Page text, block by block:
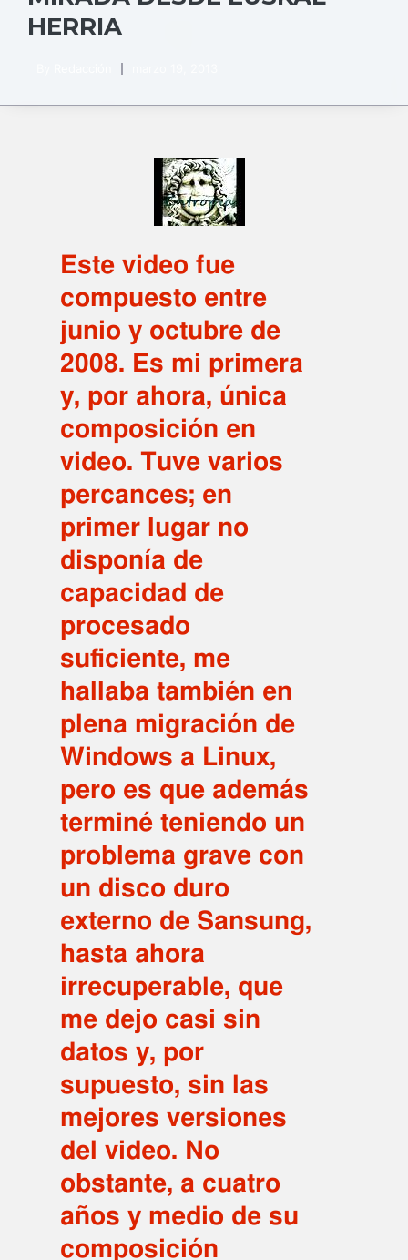
HERRIA
Este video fue
compuesto entre
junio y octubre de
2008. Es mi primera
y, por ahora, única
composición en
video. Tuve varios
percances; en
primer lugar no
disponía de
capacidad de
procesado
suficiente, me
hallaba también en
plena migración de
Windows a Linux,
pero es que además
terminé teniendo un
problema grave con
un disco duro
externo de Sansung,
hasta ahora
irrecuperable, que
me dejo casi sin
datos y, por
supuesto, sin las
mejores versiones
del video. No
obstante, a cuatro
años y medio de su
composición